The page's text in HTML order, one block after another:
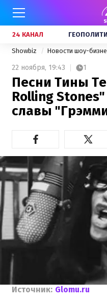
24 КАНАЛ
Showbiz Новости шоу-
22 ноября, 19:43 1
Песни Тины
Rolling
славы
Источник: Glomu.ru